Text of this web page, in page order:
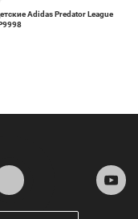
Adidas Predator League